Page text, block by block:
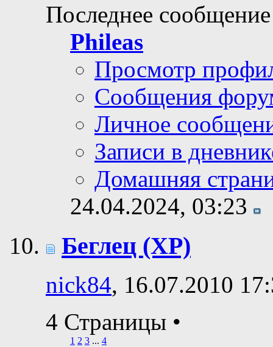
Последнее
Phileas
Просмотр
Сообщения
Личное
Записи в
Домашняя
24.04.2024, 03:23
Беглец (ХР)
nick84, 16.07.2010
4 Страницы •
1 2 3 ... 4